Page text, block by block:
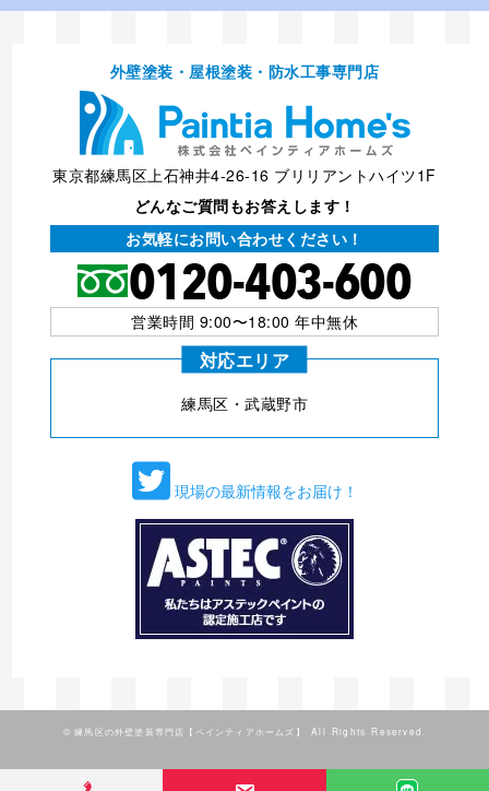
外壁塗装・屋根塗装・防⽔⼯事専⾨店
東京都練馬区上石神井4-26-16 ブリリアントハイツ1F
どんなご質問もお答えします！
お気軽にお問い合わせください！
営業時間 9:00〜18:00 年中無休
対応エリア
練⾺区・武蔵野市
現場の最新情報をお届け！
©練馬区の外壁塗装専門店【ペインティアホームズ】 All Rights Reserved.